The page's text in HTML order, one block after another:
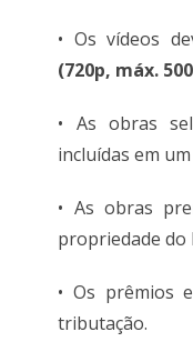
• Os vídeos
(720p, máx.
• As obras
incluídas em
• As obras
propriedade
• Os prêmios
tributação.